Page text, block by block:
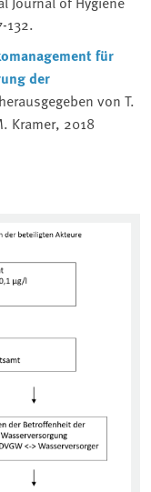
132.
für
der
von T.
Kramer, 2018